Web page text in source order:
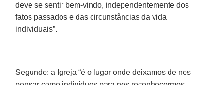
deve se sentir bem-vindo, independentemente dos
fatos passados e das circunstâncias da vida
individuais”.
Segundo: a Igreja “é o lugar onde deixamos de nos